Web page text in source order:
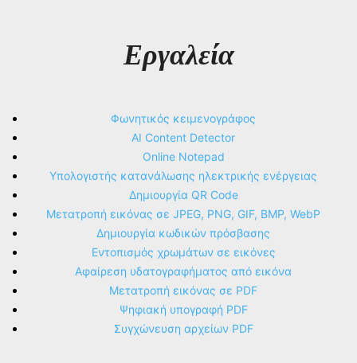
Εργαλεία
Φωνητικός κειμενογράφος
AI Content Detector
Online Notepad
Υπολογιστής κατανάλωσης ηλεκτρικής ενέργειας
Δημιουργία QR Code
Μετατροπή εικόνας σε JPEG, PNG, GIF, BMP, WebP
Δημιουργία κωδικών πρόσβασης
Εντοπισμός χρωμάτων σε εικόνες
Αφαίρεση υδατογραφήματος από εικόνα
Μετατροπή εικόνας σε PDF
Ψηφιακή υπογραφή PDF
Συγχώνευση αρχείων PDF